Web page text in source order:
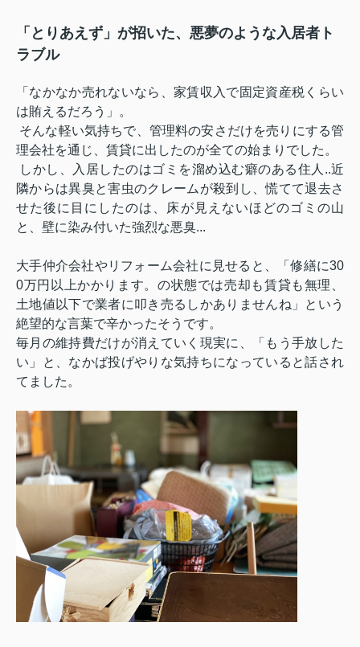
「とりあえず」が招いた、悪夢のような入居者ト
ラブル
「なかなか売れないなら、家賃収入で固定資産税くらい
は賄えるだろう」。
そんな軽い気持ちで、管理料の安さだけを売りにする管
理会社を通じ、賃貸に出したのが全ての始まりでした。
しかし、入居したのはゴミを溜め込む癖のある住人..近
隣からは異臭と害虫のクレームが殺到し、慌てて退去さ
せた後に目にしたのは、床が見えないほどのゴミの山
と、壁に染み付いた強烈な悪臭...
大手仲介会社やリフォーム会社に見せると、「修繕に30
0万円以上かかります。 の状態では売却も賃貸も無理、
土地値以下で業者に叩き売るしかありませんね」という
絶望的な言葉で辛かったそうです。
毎月の維持費だけが消えていく現実に、「もう手放した
い」と、なかば投げやりな気持ちになっていると話され
てました。